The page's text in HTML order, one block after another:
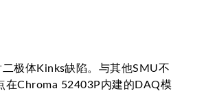
极体Kinks缺陷。与其他SMU不
在Chroma 52403P内建的DAQ模